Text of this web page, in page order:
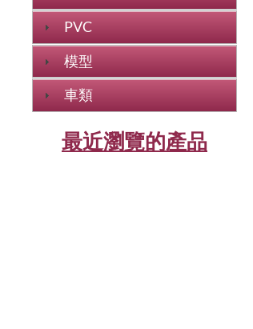
PVC
模型
車類
最近瀏覽的產品